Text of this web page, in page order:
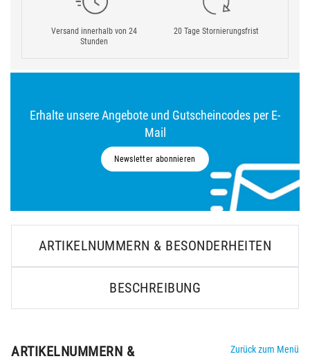
Versand innerhalb von 24
Stunden
20 Tage Stornierungsfrist
Erhalte unsere Angebote und Gutscheincodes per E-
Mail
Newsletter abonnieren
ARTIKELNUMMERN & BESONDERHEITEN
BESCHREIBUNG
ARTIKELNUMMERN &
Zurück zum Menü